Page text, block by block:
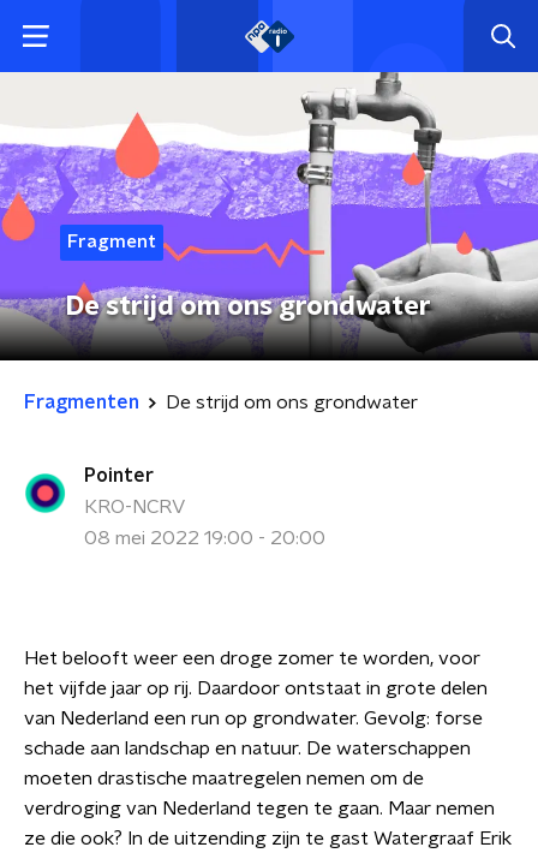
Fragment
De strijd om ons grondwater
Fragmenten De strijd om ons grondwater
Pointer
KRO-NCRV
08 mei 2022 19:00 - 20:00
Het belooft weer een droge zomer te worden, voor
het vijfde jaar op rij. Daardoor ontstaat in grote delen
van Nederland een run op grondwater. Gevolg: forse
schade aan landschap en natuur. De waterschappen
moeten drastische maatregelen nemen om de
verdroging van Nederland tegen te gaan. Maar nemen
ze die ook? In de uitzending zijn te gast Watergraaf Erik